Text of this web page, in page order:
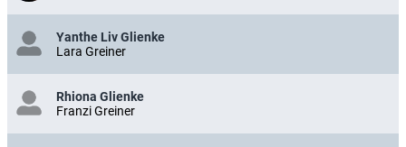
Yanthe Liv Glienke
Lara Greiner
Rhiona Glienke
Franzi Greiner